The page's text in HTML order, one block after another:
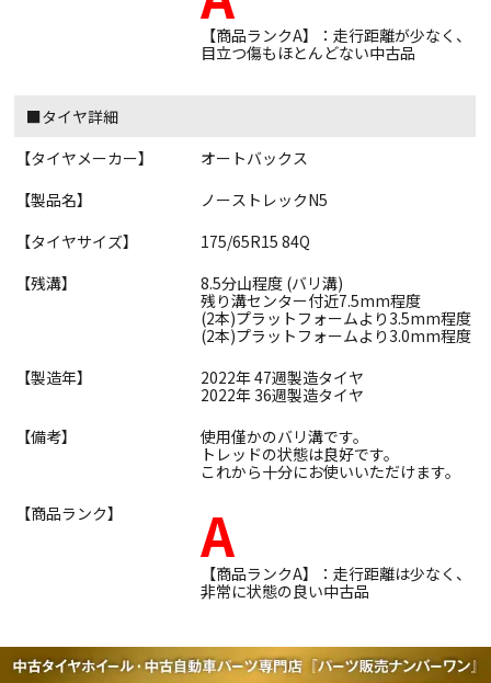
【商品ランクA】：走行距離が少なく、
目立つ傷もほとんどない中古品
■タイヤ詳細
【タイヤメーカー】
オートバックス
【製品名】
ノーストレックN5
【タイヤサイズ】
175/65R15 84Q
【残溝】
8.5分山程度 (バリ溝)
残り溝センター付近7.5mm程度
(2本)プラットフォームより3.5mm程度
(2本)プラットフォームより3.0mm程度
【製造年】
2022年 47週製造タイヤ
2022年 36週製造タイヤ
【備考】
使用僅かのバリ溝です。
トレッドの状態は良好です。
これから十分にお使いいただけます。
【商品ランク】
A
【商品ランクA】：走行距離は少なく、
非常に状態の良い中古品